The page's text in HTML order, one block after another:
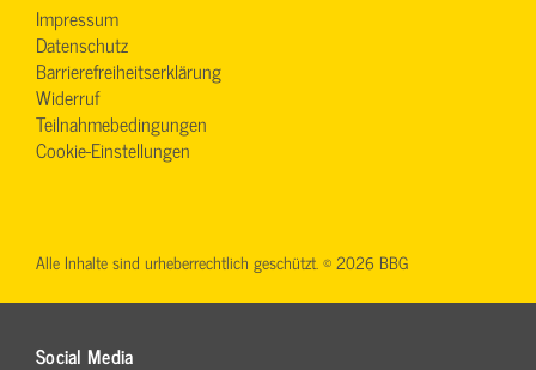
Impressum
Datenschutz
Barrierefreiheitserklärung
Widerruf
Teilnahmebedingungen
Cookie-Einstellungen
Social Media
Alle Inhalte sind urheberrechtlich geschützt. © 2026 BBG